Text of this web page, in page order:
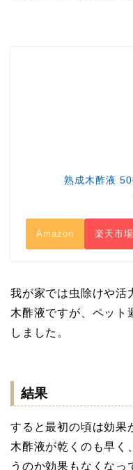
熟成木酢液
Amazon 楽天市場
我が家では虫除けや活
木酢液ですが、ペット
しました。
結果
すると最初の頃は効果
木酢液が乾くのも早く
うのか効果もなくなっ